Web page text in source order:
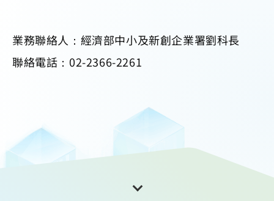
業務聯絡人：經濟部中小及新創企業署劉科長
聯絡電話：02-2366-2261